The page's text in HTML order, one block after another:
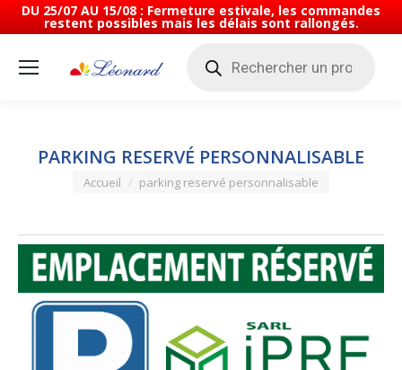
DU 25/07 AU 15/08 : Fermeture estivale, les commandes
restent possibles mais les délais sont rallongés.
produits
PARKING RESERVÉ PERSONNALISABLE
Vous êtes ici :
Accueil parking reservé personnalisable